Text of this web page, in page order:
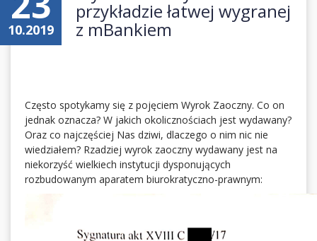
10.2019
przykładzie łatwej wygranej
z mBankiem
Często spotykamy się z pojęciem Wyrok Zaoczny. Co on
jednak oznacza? W jakich okolicznościach jest wydawany?
Oraz co najczęściej Nas dziwi, dlaczego o nim nic nie
wiedziałem? Rzadziej wyrok zaoczny wydawany jest na
niekorzyść wielkiech instytucji dysponujących
rozbudowanym aparatem biurokratyczno-prawnym: